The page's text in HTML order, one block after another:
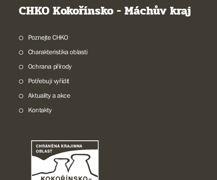
CHKO Kokořínsko - Máchův kraj
Poznejte CHKO
Charakteristika oblasti
Ochrana přírody
Potřebuji vyřídit
Aktuality a akce
Kontakty